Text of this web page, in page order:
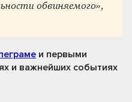
обвиняемого»,
и первыми
и важнейших событиях